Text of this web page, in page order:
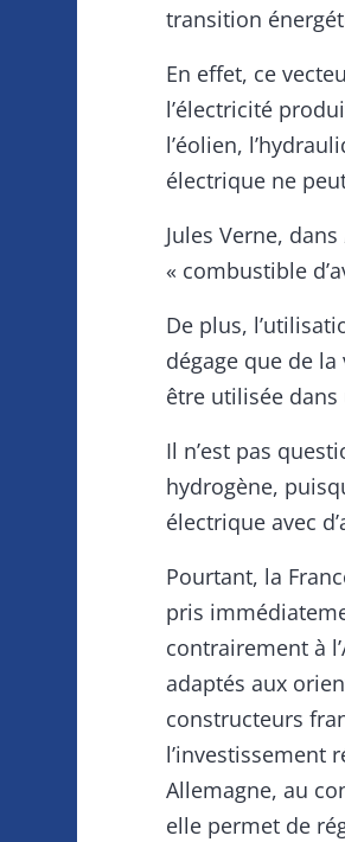
transition
En effet, ce
l’électricité
l’éolien,
électrique ne
Jules Verne, dans
« combustible
De plus,
dégage que de
être utilisée
Il n’est pas
hydrogène,
électrique avec
Pourtant, la
pris
contrairement à
adaptés aux
constructeurs
l’investissement
Allemagne, au
elle permet de